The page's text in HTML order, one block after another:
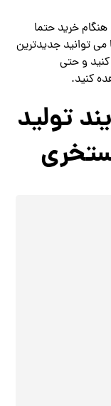
خرید حتما
می توانید جدیدترین
و حتی
کنید.
تولید